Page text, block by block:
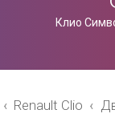
Клио
Renault Clio